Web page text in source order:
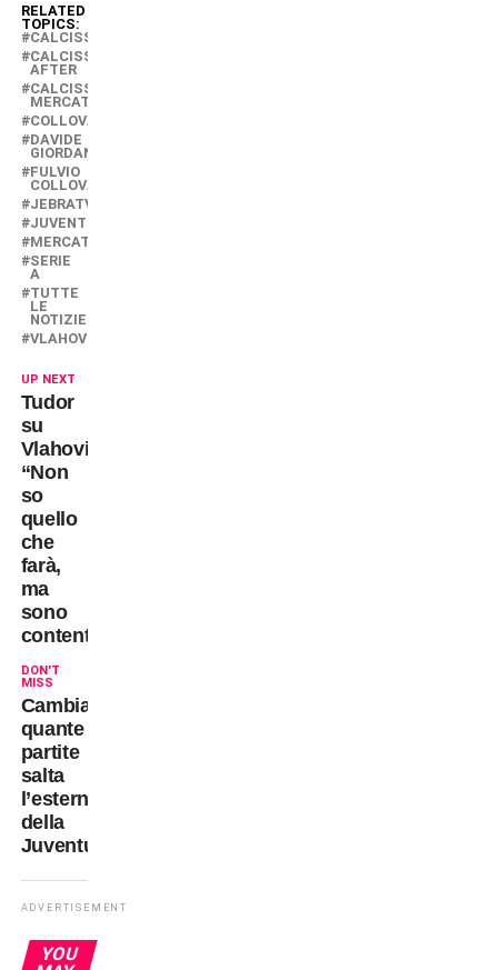
RELATED
TOPICS:
CALCISSIMO
CALCISSIMO
AFTER
CALCISSIMO
MERCATO
COLLOVATI
DAVIDE
GIORDANA
FULVIO
COLLOVATI
JEBRATV
JUVENTUS
MERCATO
SERIE
A
TUTTE
LE
NOTIZIE
VLAHOVIC
UP NEXT
Tudor
su
Vlahovic:
“Non
so
quello
che
farà,
ma
sono
contento”
DON'T
MISS
Cambiaso:
quante
partite
salta
l’esterno
della
Juventus?
ADVERTISEMENT
YOU